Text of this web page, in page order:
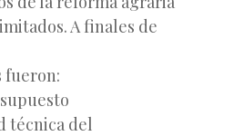
A finales de
fueron:
técnica del